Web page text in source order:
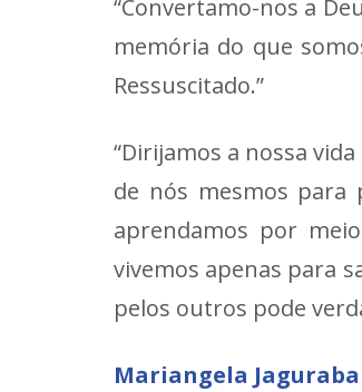
“Convertamo-nos a
memória do que
Ressuscitado.”
“Dirijamos a nossa
de nós mesmos para
aprendamos por
vivemos apenas para
pelos outros pode
Mariangela